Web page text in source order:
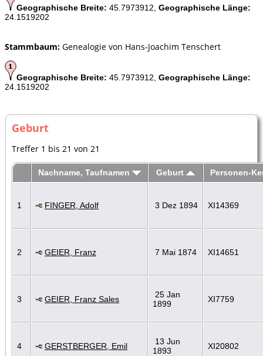
Geographische Breite: 45.7973912, Geographische Länge:
24.1519202
Stammbaum: Genealogie von Hans-Joachim Tenschert
Geographische Breite: 45.7973912, Geographische Länge:
24.1519202
Geburt
Treffer 1 bis 21 von 21
Nachname, Taufnamen Geburt Personen-
1 FINGER, Adolf 3 Dez 1894 XI14369
2 GEIER, Franz 7 Mai 1874 XI14651
3 GEIER, Franz Sales
25 Jan
1899
XI7759
4 GERSTBERGER, Emil
13 Jun
1893
XI20802